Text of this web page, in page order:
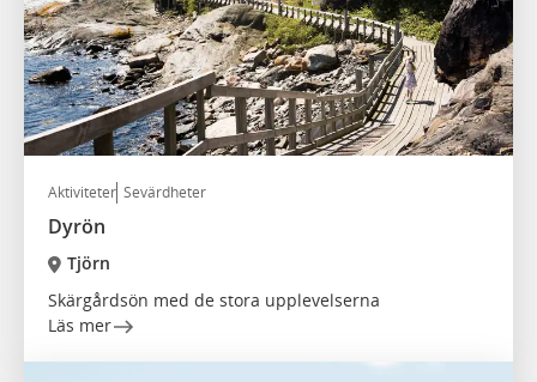
Aktiviteter Sevärdheter
Dyrön
Tjörn
Skärgårdsön med de stora upplevelserna
Läs mer